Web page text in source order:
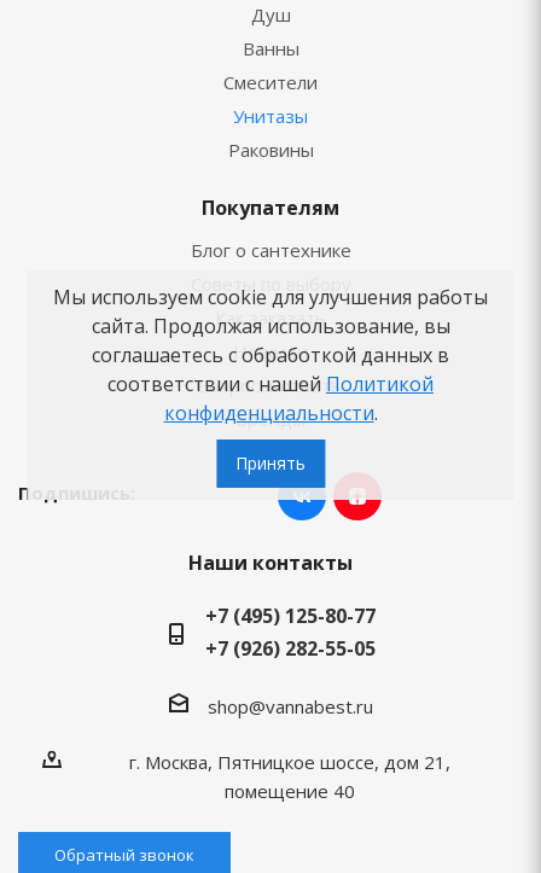
Душ
Ванны
Смесители
Унитазы
Раковины
Покупателям
Блог о сантехнике
Как заказать
Новости
Вопросы-ответы
Бренды
Подпишись:
Наши контакты
+7 (495) 125-80-77
+7 (926) 282-55-05
shop@vannabest.ru
г. Москва, Пятницкое шоссе, дом 21,
помещение 40
Обратный звонок
Мы используем cookie для улучшения работы
сайта. Продолжая использование, вы
соглашаетесь с обработкой данных в
соответствии с нашей Политикой
конфиденциальности.
Принять